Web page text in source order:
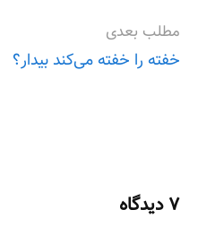
s
مطلب بعدی
خفته را خفته می‌کند بیدار؟
۷ دیدگاه